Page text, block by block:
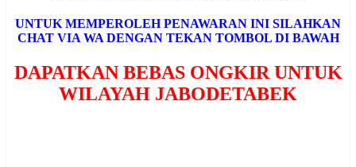
UNTUK MEMPEROLEH PENAWARAN INI SILAHKAN
CHAT VIA WA DENGAN TEKAN TOMBOL DI BAWAH
DAPATKAN BEBAS ONGKIR UNTUK
WILAYAH JABODETABEK